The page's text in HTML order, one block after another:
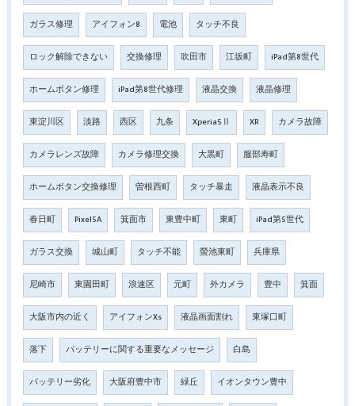
ガラス修理 アイフォン8 電池 タッチ不良
ロック解除できない 交換修理 吹田市 江坂町 iPad第8世代
ホームボタン修理 iPad第8世代修理 液晶交換 液晶修理
東淀川区 淡路 西区 九条 Xperia5Ⅱ XR カメラ故障
カメラレンズ故障 カメラ修理交換 大黒町 服部寿町
ホームボタン交換修理 曽根西町 タッチ暴走 液晶表示不良
春日町 Pixel5A 箕面市 東豊中町 東町 iPad第5世代
ガラス交換 城山町 タッチ不能 螢池東町 兵庫県
尼崎市 東園田町 浪速区 元町 外カメラ 豊中 箕面
大阪市内の近く アイフォンXs 液晶画面割れ 東塚口町
落下 バッテリーに関する重要なメッセージ 白島
バッテリー劣化 大阪府豊中市 緑丘 イオンタウン豊中